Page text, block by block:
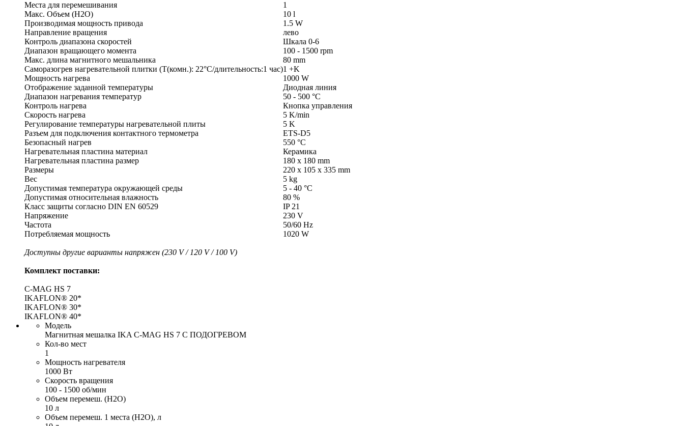
Места для перемешивания
1
Макс. Объем (H2O)
10 l
Производимая мощность привода
1.5 W
Направление вращения
лево
Контроль диапазона скоростей
Шкала 0-6
Диапазон вращающего момента
100 - 1500 rpm
Макс. длина магнитного мешальника
80 mm
Саморазогрев нагревательной плитки (T(комн.): 22°C/длительность:1 час)1 +K
Мощность нагрева
1000 W
Отображение заданной температуры
Диодная линия
Диапазон нагревания температур
50 - 500 °C
Контроль нагрева
Кнопка управления
Скорость нагрева
5 K/min
Регулирование температуры нагревательной плиты
5 K
Разъем для подключения контактного термометра
ETS-D5
Безопасный нагрев
550 °C
Нагревательная пластина материал
Керамика
Нагревательная пластина размер
180 x 180 mm
Размеры
220 x 105 x 335 mm
Вес
5 kg
Допустимая температура окружающей среды
5 - 40 °C
Допустимая относительная влажность
80 %
Класс защиты согласно DIN EN 60529
IP 21
Напряжение
230 V
Частота
50/60 Hz
Потребляемая мощность
1020 W
Доступны другие варианты напряжен (230 V / 120 V / 100 V)
Комплект поставки:
C-MAG HS 7
IKAFLON® 20*
IKAFLON® 30*
IKAFLON® 40*
Модель
Магнитная мешалка IKA C-MAG HS 7 С ПОДОГРЕВОМ
Кол-во мест
1
Мощность нагревателя
1000 Вт
Скорость вращения
100 - 1500 об/мин
Объем перемеш. (H2O)
10 л
Объем перемеш. 1 места (H2O), л